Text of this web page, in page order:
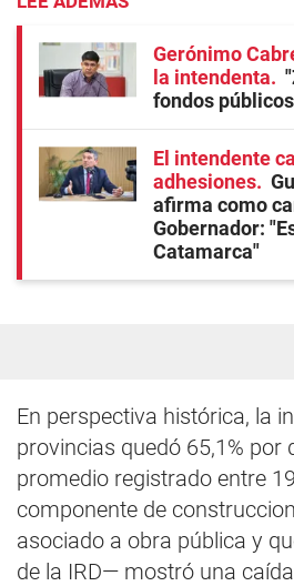
Gerónimo
la intendenta
fondos
El intendente
adhesiones
afirma como
Gobernador:
Catamarca"
En perspectiva histórica, la
provincias quedó 65,1% por
promedio registrado entre
componente de
asociado a obra pública y
de la IRD— mostró una